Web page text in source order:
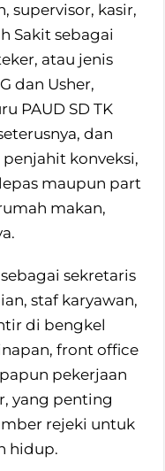
supervisor, kasir,
Sakit sebagai
atau jenis
dan Usher,
PAUD SD TK
dan
konveksi,
maupun part
makan,
sekretaris
staf karyawan,
di bengkel
front office
pekerjaan
yang penting
rejeki untuk
hidup.